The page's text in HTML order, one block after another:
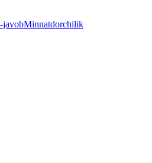
javobMinnatdorchilik